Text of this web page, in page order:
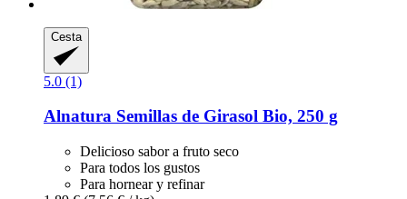
Cesta
5.0 (1)
Alnatura Semillas de Girasol Bio, 250 g
Delicioso sabor a fruto seco
Para todos los gustos
Para hornear y refinar